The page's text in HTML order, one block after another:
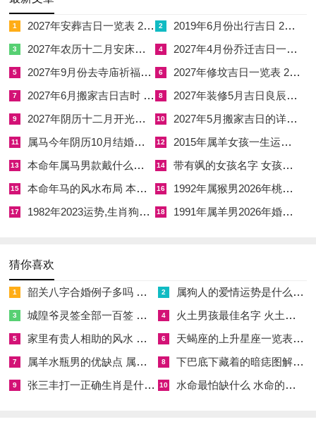
2026年阴历四月做手术黄道吉日共有19天分别是：4月21日。4
月12日，5月13日，5月15日，5月17日，5月18日；以下将每一
吉日逐一详述其干支、神煞、冲合与宜忌，以供命主结合自身八
字斟酌择用。
农历：二零二六年三月初四；
岁次：丙午年壬辰月甲子日岁煞北；
彭祖百忌：甲不开仓 子不问卜；
相冲：鼠日冲(戊午)马 今日胎神：仓库碓，外东北；
喜神：东北 福神：正北 财神：东北 阳贵神：西南 阴贵神：东
今日所宜：祭祀 解除 沐浴 求医 治病 扫舍 破屋 坏垣；
1 2027年安葬吉日一览表 2027年12月安葬吉日一览表 2 2019年6月份出行吉日 2027年6月出行吉日一览表
3 2027年农历十二月安床吉日 2027年正月安床吉日吉时查询 4 2027年4月份乔迁吉日一览表 2027年4月乔迁吉日吉时查询
5 2027年9月份去寺庙祈福的日子 2027年5月去寺庙吉日一览表 6 2027年修坟吉日一览表 2027年农历2月修坟吉日一览表
7 2027年6月搬家吉日吉时 2027年农历6月搬家吉日一览表 8 2027年装修5月吉日良辰查询表 2027年农历5月装修吉日一览表
9 2027年阴历十二月开光吉日 2027年12月开光吉日一览表 10 2027年5月搬家吉日的详细解释 2027年5月搬家吉日吉时查询
11 属马今年阴历10月结婚好吗 属马还有几年本命年结婚呢好吗 12 2015年属羊女孩一生运势 2015年属羊女2026年健康运好吗
13 本命年属马男款戴什么财神 本命年属马男士戴什么好一点 14 带有飒的女孩名字 女孩取名字带飒字有什么名字好听
15 本命年马的风水布局 本命年马的佛像怎么摆放 16 1992年属猴男2026年桃花运 1992年属猴男2026年感情运如何
17 1982年2023运势,生肖狗1982年2023运势 18 1991年属羊男2026年婚姻运势 1991年属羊男2026年感情运如何
猜你喜欢
1 韶关八字合婚例子多吗 韶关八字测风水 2 属狗人的爱情运势是什么意思 属狗的人爱情观
3 城隍爷灵签全部一百签 城隍爷灵签解签大全 4 火土男孩最佳名字 火土属性的字男孩名字有哪些
5 家里有贵人相助的风水 家里有贵人是什么意思 6 天蝎座的上升星座一览表 天蝎座的上升星座查询
7 属羊水瓶男的优缺点 属羊水瓶座男生性格爱情观 8 下巴底下藏着的暗痣图解 下巴尖底下有痣代表什么
9 张三丰打一正确生肖是什么意思 张三丰是指什么生肖 10 水命最怕缺什么 水命的人忌什么